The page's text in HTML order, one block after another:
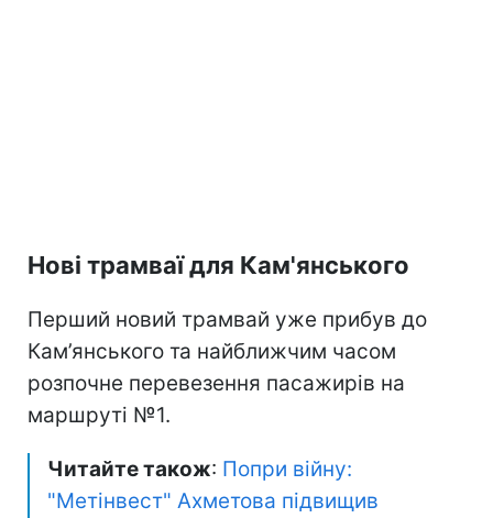
Нові трамваї для Кам'янського
Перший новий трамвай уже прибув до
Кам’янського та найближчим часом
розпочне перевезення пасажирів на
маршруті №1.
Читайте також: Попри війну:
"Метінвест" Ахметова підвищив